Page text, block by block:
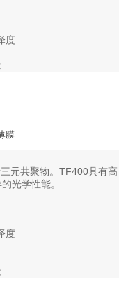
度
膜
元共聚物。TF400具有高
光学性能。
度